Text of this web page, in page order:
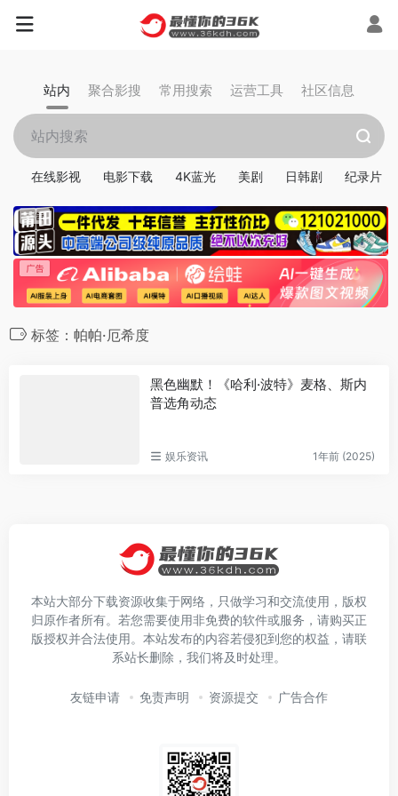
站内 聚合影搜 常用搜索 运营工具 社区信息
在线影视 电影下载 4K蓝光 美剧 日韩剧 纪录片
标签：帕帕·厄希度
黑色幽默！《哈利·波特》麦格、斯内
普选角动态
娱乐资讯 1年前 (2025)
本站大部分下载资源收集于网络，只做学习和交流使用，版权
归原作者所有。若您需要使用非免费的软件或服务，请购买正
版授权并合法使用。本站发布的内容若侵犯到您的权益，请联
系站长删除，我们将及时处理。
友链申请 免责声明 资源提交 广告合作